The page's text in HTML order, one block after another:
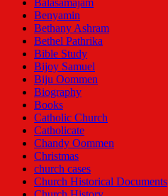
Balasamajam
Benyamin
Bethany Ashram
Bethel Pathrika
Bible Study
Bijoy Samuel
Biju Oommen
Biography
Books
Catholic Church
Catholicate
Chandy Oommen
Christmas
church cases
Church Historical Documents